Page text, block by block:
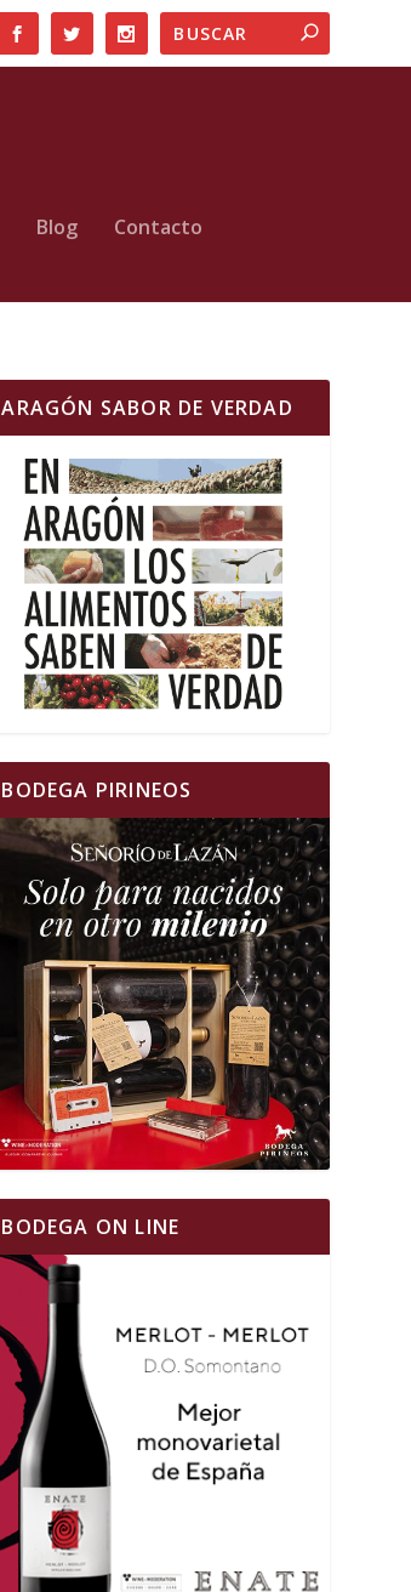
Blog Contacto
ARAGÓN SABOR DE VERDAD
BODEGA PIRINEOS
BODEGA ON LINE